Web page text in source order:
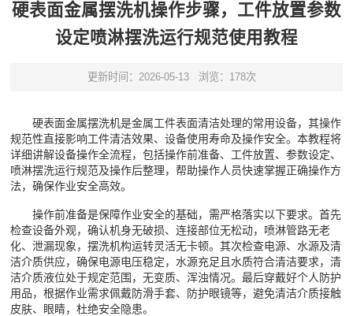
硬表面金属摆洗机操作步骤，工件放置参数
设定喷淋摆洗运行规范使用教程
更新时间：2026-05-13 浏览：178次
硬表面金属摆洗机是金属工件表面清洁处理的常用设备，其操作
规范性直接影响工件清洁效果、设备使用寿命及操作安全。本教程将
详细讲解设备操作全流程，包括操作前准备、工件放置、参数设定、
喷淋摆洗运行规范及操作后整理，帮助操作人员快速掌握正确操作方
法，确保作业安全高效。
操作前准备是保障作业安全的基础，需严格落实以下要求。首先
检查设备外观，确认机身无破损、连接部位无松动，喷淋管路无老
化、泄漏现象，摆洗机构运转灵活无卡顿。其次检查电源、水源及清
洁介质供应，确保电源电压稳定，水源充足且水质符合清洁要求，清
洁介质液位处于规定范围，无变质、浑浊情况。最后穿戴好个人防护
用品，根据作业需求佩戴防滑手套、防护眼镜等，避免清洁介质接触
皮肤、眼睛，杜绝安全隐患。